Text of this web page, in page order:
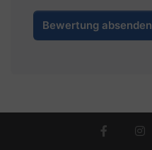
Bewertung absenden